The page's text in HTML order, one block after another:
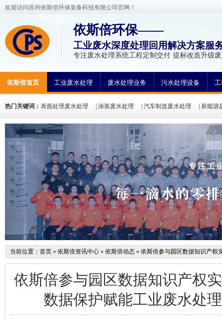
欢迎访问苏州依斯倍环保装备科技有限公司官网！
依斯倍环保——
工业废水深度处理回用解决方案服
专注废水处理系统工程定制交付 提标改造升级
依斯倍首页 工业废水处理 废水处理业务 污水处理设备
热门关键词： 表面处理废水处理 涂装废水处理 汽车制造废水处理 新能源
方法 |废水处理工程案例
当前位置： 首页 » 依斯倍资讯中心 » 依斯倍动态 » 依斯倍参与园区数据知识产权
依斯倍参与园区数据知识产权
数据保护赋能工业废水处